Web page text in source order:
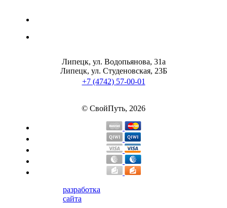
Липецк, ул. Водопьянова, 31а
Липецк, ул. Студеновская, 23Б
+7 (4742) 57-00-01
© СвойПуть, 2026
разработка
сайта